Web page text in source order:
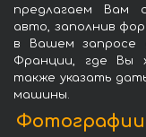
предлагаем Вам
авто, заполнив
в Вашем запросе
Франции, где Вы
также указать
машины.